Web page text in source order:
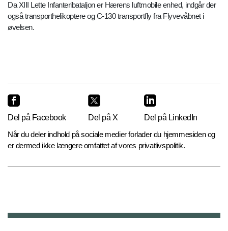
Da XIII Lette Infanteribataljon er Hærens luftmobile enhed, indgår der
også transporthelikoptere og C-130 transportfly fra Flyvevåbnet i
øvelsen.
Del på Facebook Del på X
Del på LinkedIn
Når du deler indhold på sociale medier forlader du hjemmesiden og
er dermed ikke længere omfattet af vores privatlivspolitik.